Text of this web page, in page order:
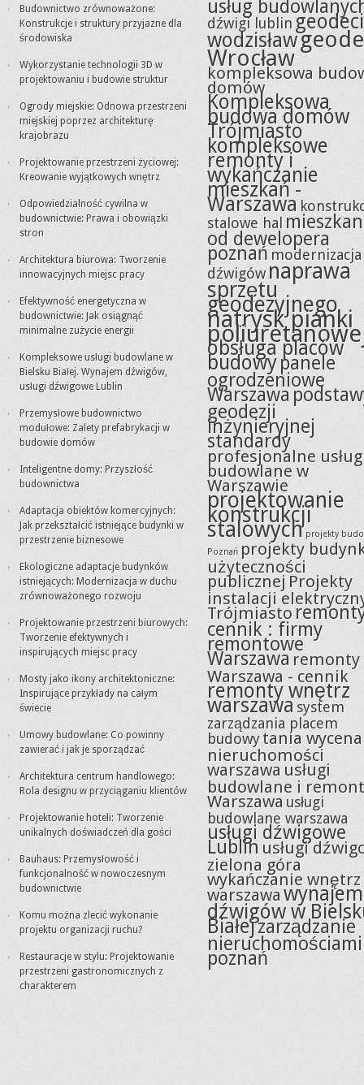
Budownictwo zrównoważone:
Konstrukcje i struktury przyjazne dla
środowiska
Wykorzystanie technologii 3D w
projektowaniu i budowie struktur
Ogrody miejskie: Odnowa przestrzeni
miejskiej poprzez architekturę
krajobrazu
Projektowanie przestrzeni życiowej:
Kreowanie wyjątkowych wnętrz
Odpowiedzialność cywilna w
budownictwie: Prawa i obowiązki
stron
Architektura biurowa: Tworzenie
innowacyjnych miejsc pracy
Efektywność energetyczna w
budownictwie: Jak osiągnąć
minimalne zużycie energii
Kompleksowe usługi budowlane w
Bielsku Białej. Wynajem dźwigów,
usługi dźwigowe Lublin
Przemysłowe budownictwo
modułowe: Zalety prefabrykacji w
budowie domów
Inteligentne domy: Przyszłość
budownictwa
Adaptacja obiektów komercyjnych:
Jak przekształcić istniejące budynki w
przestrzenie biznesowe
Ekologiczne adaptacje budynków
istniejących: Modernizacja w duchu
zrównoważonego rozwoju
Projektowanie przestrzeni biurowych:
Tworzenie efektywnych i
inspirujących miejsc pracy
Mosty jako ikony architektoniczne:
Inspirujące przykłady na całym
świecie
Umowy budowlane: Co powinny
zawierać i jak je sporządzać
Architektura centrum handlowego:
Rola designu w przyciąganiu klientów
Projektowanie hoteli: Tworzenie
unikalnych doświadczeń dla gości
Bauhaus: Przemysłowość i
funkcjonalność w nowoczesnym
budownictwie
Komu można zlecić wykonanie
projektu organizacji ruchu?
Restauracje w stylu: Projektowanie
przestrzeni gastronomicznych z
charakterem
usług
dźwigi lublingeodeci
wodzisław
Wrocław
kompleksowa
domów
Kompleksowa
budowa domów
Trójmiasto
kompleksowe
remonty i
wykańczanie
mieszkań -
Warszawa
stalowe hal
od dewelopera
poznań modernizacja
dźwigów naprawa
sprzętu
geodezyjnego
natrysk pianki
obsługa placów
budowypanele
ogrodzeniowe
Warszawa
geodezji
inżynieryjnej
standardy
profesjonalne
budowlane w
Warszawie
projektowanie
konstrukcji
stalowych projekty
Poznań projekty
użyteczności
publicznej Projekty
instalacji
Trójmiasto
cennik : firmy
remontowe
Warszawa remonty
Warszawa - cennik
remonty wnętrz
warszawasystem
zarządzania placem
budowytania wycena
nieruchomości
warszawa usługi
budowlane i
Warszawa usługi
budowlane warszawa
usługi dźwigowe
Lublin usługi
zielona góra
wykańczanie wnętrz
warszawawynajem
dźwigów w
Białejzarządzanie
nieruchomościami
poznań